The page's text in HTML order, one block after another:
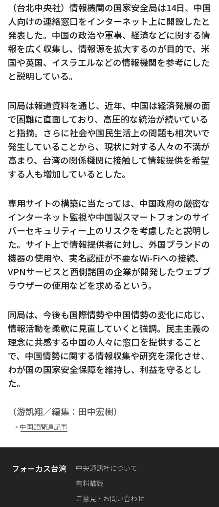
（台北中央社）情報機関の国家安全局は14日、中国
人向けの連絡窓口をインターネット上に開設したと
発表した。中国の政治や軍事、経済などに関する情
報を広く収集し、情報源を拡大するのが目的で、米
国や英国、イスラエルなどの情報機関を参考にした
と説明している。
同局は報道資料を通じ、近年、中国は経済発展の面
で困難に直面しており、高圧的な統治が続いている
と指摘。さらに社会や国民生活上の問題も相次いで
発生していることから、現状に対する人々の不満が
高まり、台湾の関係機関に接触して情報提供を希望
する人も増加しているとした。
専用サイトの構築に当たっては、中国政府の厳密な
インターネット監視や中国製スマートフォンのサイ
バーセキュリティー上のリスクを考慮したと説明し
た。サイト上で情報提供者に対し、外国ブランドの
機器の使用や、実名認証が不要なWi-Fiへの接続、
VPNサービスと西側諸国の企業が開発したウェブブ
ラウザーの使用などを求めるという。
同局は、今後も国際情勢や中国情勢の変化に応じ、
情報活動を柔軟に見直していくと強調。民主主義の
理念に共感する中国の人々に窓口を提供すること
で、中国情勢に関する情報収集や研究を深化させ、
わが国の国家安全保障を維持し、利益を守るとし
た。
（游凱翔／編集：田中宏樹）
> 中国語関連記事
フォーカス台湾
中央通訊社について
有料購読
ご意見・お問い合わせ